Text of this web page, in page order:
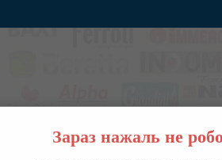
Зараз нажаль не